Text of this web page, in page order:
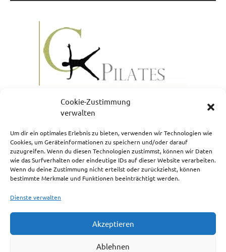
Cookie-Zustimmung
verwalten
Um dir ein optimales Erlebnis zu bieten, verwenden wir Technologien wie
Cookies, um Geräteinformationen zu speichern und/oder darauf
zuzugreifen. Wenn du diesen Technologien zustimmst, können wir Daten
wie das Surfverhalten oder eindeutige IDs auf dieser Website verarbeiten.
Wenn du deine Zustimmung nicht erteilst oder zurückziehst, können
bestimmte Merkmale und Funktionen beeinträchtigt werden.
Dienste verwalten
Akzeptieren
Ablehnen
NEWSLETTERANMELDUNG
Impressum